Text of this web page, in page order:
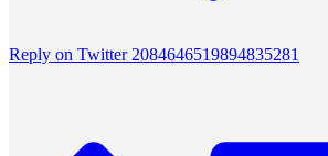
Reply on Twitter 2084646519894835281